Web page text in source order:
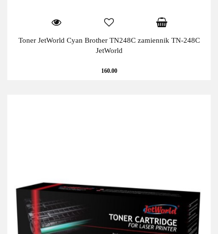
Toner JetWorld Cyan Brother TN248C zamiennik TN-248C
JetWorld
160.00